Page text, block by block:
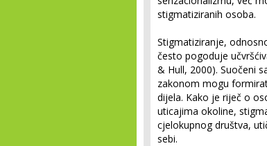
stigmatiziranih osoba.
Stigmatiziranje,
često pogoduje
& Hull, 2000). Suočeni
zakonom mogu
dijela. Kako je riječ o
uticajima okoline,
cjelokupnog društva,
sebi.